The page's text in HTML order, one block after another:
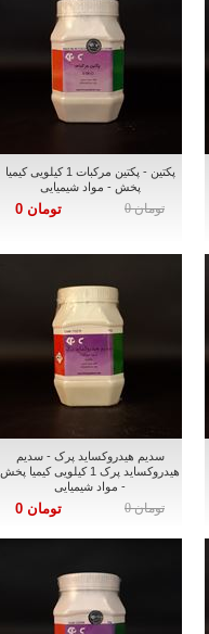
پکتین - پکتین مرکبات 1 کیلویی کیمیا
پخش - مواد شیمیایی
تومان 0 تومان 0
سدیم هیدروکساید پرک - سدیم
هیدروکساید پرک 1 کیلویی کیمیا پخش
- مواد شیمیایی
تومان 0 تومان 0